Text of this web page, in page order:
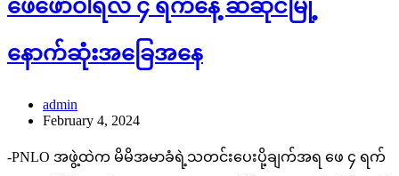
ဖေဖော်ဝါရီလ ၄ ရက်နေ့ ဆီဆိုင်မြို့
နောက်ဆုံးအခြေအနေ
admin
February 4, 2024
-PNLO အဖွဲ့ထဲက မိမိအမာခံရဲ့သတင်းပေးပို့ချက်အရ ဖေ ၄ ရက်